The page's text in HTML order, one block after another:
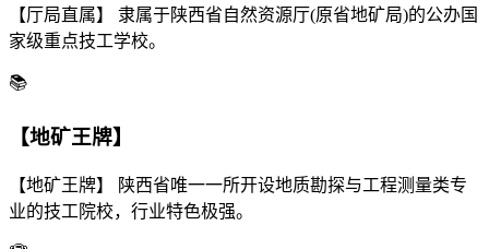
【厅局直属】 隶属于陕西省自然资源厅(原省地矿局)的公办国
家级重点技工学校。
📚
【地矿王牌】
【地矿王牌】 陕西省唯一一所开设地质勘探与工程测量类专
业的技工院校，行业特色极强。